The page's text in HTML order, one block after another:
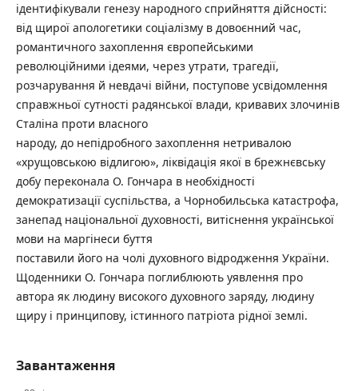
ідентифікували генезу народного сприйняття дійсності:
від щирої апологетики соціалізму в довоєнний час,
романтичного захоплення європейськими
революційними ідеями, через утрати, трагедії,
розчарування й невдачі війни, поступове усвідомлення
справжньої сутності радянської влади, кривавих злочинів
Сталіна проти власного
народу, до непідробного захоплення нетривалою
«хрущовською відлигою», ліквідація якої в брежнєвську
добу переконала О. Гончара в необхідності
демократизації суспільства, а Чорнобильська катастрофа,
занепад національної духовності, витіснення української
мови на маргінеси буття
поставили його на чолі духовного відродження України.
Щоденники О. Гончара поглиблюють уявлення про
автора як людину високого духовного заряду, людину
щиру і принципову, істинного патріота рідної землі.
Завантаження